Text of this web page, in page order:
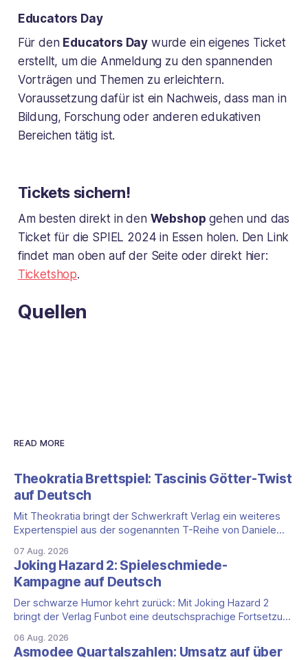
Educators Day
Für den Educators Day wurde ein eigenes Ticket
erstellt, um die Anmeldung zu den spannenden
Vorträgen und Themen zu erleichtern.
Voraussetzung dafür ist ein Nachweis, dass man in
Bildung, Forschung oder anderen edukativen
Bereichen tätig ist.
Tickets sichern!
Am besten direkt in den Webshop gehen und das
Ticket für die SPIEL 2024 in Essen holen. Den Link
findet man oben auf der Seite oder direkt hier:
Ticketshop.
Quellen
READ MORE
Theokratia Brettspiel: Tascinis Götter-Twist
auf Deutsch
Mit Theokratia bringt der Schwerkraft Verlag ein weiteres
Expertenspiel aus der sogenannten T-Reihe von Daniele
Tekhenu und Tzolk'in gehören. Der Aufhänger ist ein
ungewöhnlicher Perspektivwechsel: Sie steuern nicht die
eigene Zivilisation, sondern eine hochentwickelte
außerirdische Gottheit, die vier
07 Aug. 2026
Joking Hazard 2: Spieleschmiede-
Kampagne auf Deutsch
Der schwarze Humor kehrt zurück: Mit Joking Hazard 2
bringt der Verlag Funbot eine deutschsprachige Fortsetzung
Happiness (Explosm) auf die Spieleschmiede. Wir ordnen
06 Aug. 2026
Asmodee Quartalszahlen: Umsatz auf über